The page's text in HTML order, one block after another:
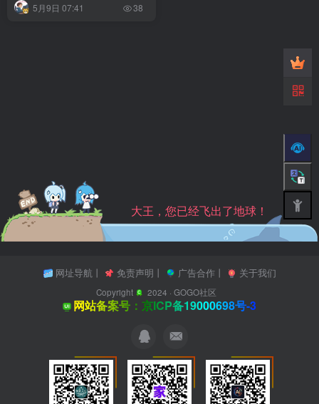
5月9日 07:41 38
大王，您已经飞出了地球！
网址导航 丨 免责声明 丨 广告合作丨 关于我们
Copyright 2024 ·GOGO社区
网站备案号：京ICP备19000698号-3